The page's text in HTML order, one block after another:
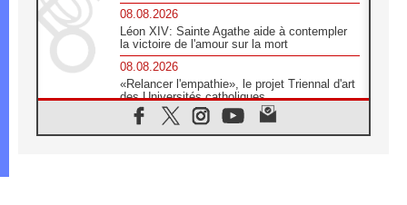
08.08.2026
Léon XIV: Sainte Agathe aide à contempler
la victoire de l'amour sur la mort
08.08.2026
«Relancer l'empathie», le projet Triennal d'art
des Universités catholiques
08.08.2026
Signis 2026, donner la parole aux religieuses